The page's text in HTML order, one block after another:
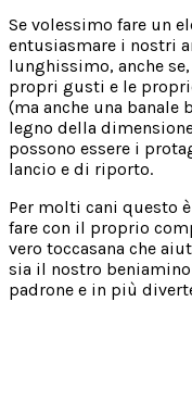
Se volessimo fare un
entusiasmare i nostri
lunghissimo, anche
propri gusti e le
(ma anche una
legno della
possono essere i
lancio e di riporto.
Per molti cani questo
fare con il proprio
vero toccasana che
sia il nostro
padrone e in più